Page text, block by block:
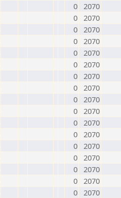
0 2070
0 2070
0 2070
0 2070
0 2070
0 2070
0 2070
0 2070
0 2070
0 2070
0 2070
0 2070
0 2070
0 2070
0 2070
0 2070
0 2070